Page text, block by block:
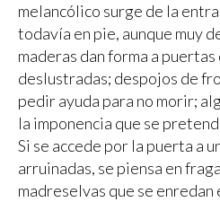
melancólico surge de la
todavía en pie, aunque muy
maderas dan forma a
deslustradas; despojos de
pedir ayuda para no morir;
la imponencia que se
Si se accede por la puerta a
arruinadas, se piensa en
madreselvas que se enredan